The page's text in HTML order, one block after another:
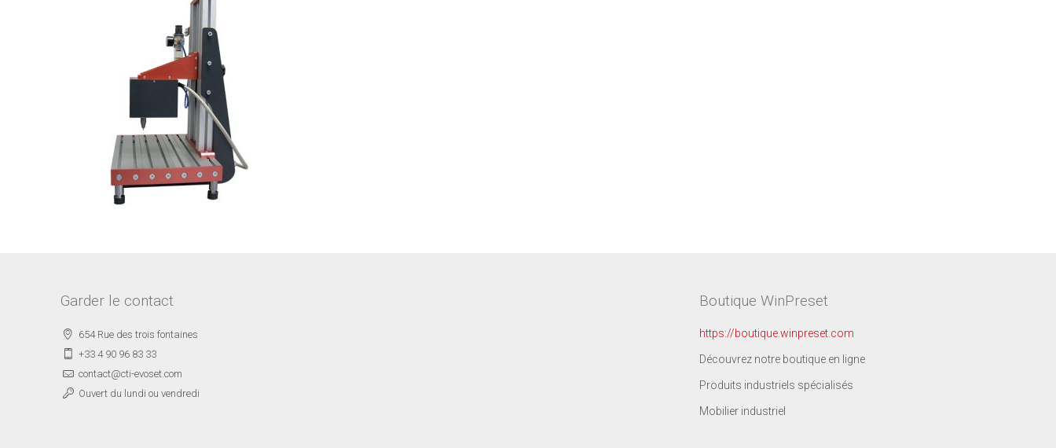
Garder le contact
654 Rue des trois fontaines
+33 4 90 96 83 33
contact@cti-evoset.com
Ouvert du lundi ou vendredi
Boutique WinPreset
https://boutique.winpreset.com
Découvrez notre boutique en ligne
Produits industriels spécialisés
Mobilier industriel